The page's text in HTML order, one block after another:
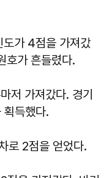
도가 4점을 가져갔
호가 흔들렸다.
저 가져갔다. 경기
득했다.
로 2점을 얻었다.